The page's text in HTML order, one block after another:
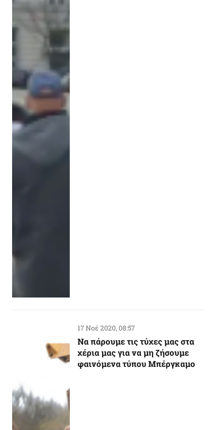
17 Νοέ 2020, 08:57
Να πάρουμε τις τύχες μας στα
χέρια μας για να μη ζήσουμε
φαινόμενα τύπου Μπέργκαμο